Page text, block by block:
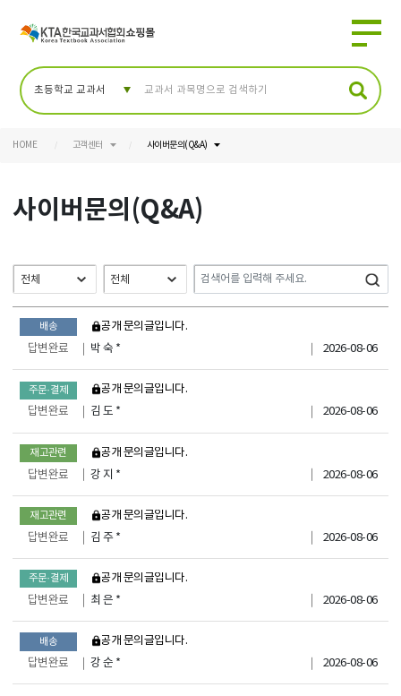
HOME 고객센터 사이버문의(Q&A)
사이버문의(Q&A)
배송
비공개 문의글입니다.
박 숙 *
답변완료 2026-08-06
주문·결제
비공개 문의글입니다.
김 도 *
답변완료 2026-08-06
재고관련
비공개 문의글입니다.
강 지 *
답변완료 2026-08-06
재고관련
비공개 문의글입니다.
김 주 *
답변완료 2026-08-06
주문·결제
비공개 문의글입니다.
최 은 *
답변완료 2026-08-06
배송
비공개 문의글입니다.
강 순 *
답변완료 2026-08-06